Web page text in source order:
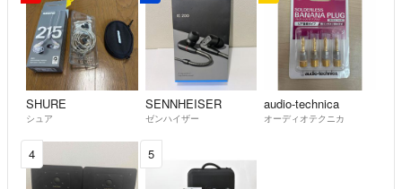
SHURE
シュア
SENNHEISER
ゼンハイザー
audio-technica
オーディオテクニカ
4 5